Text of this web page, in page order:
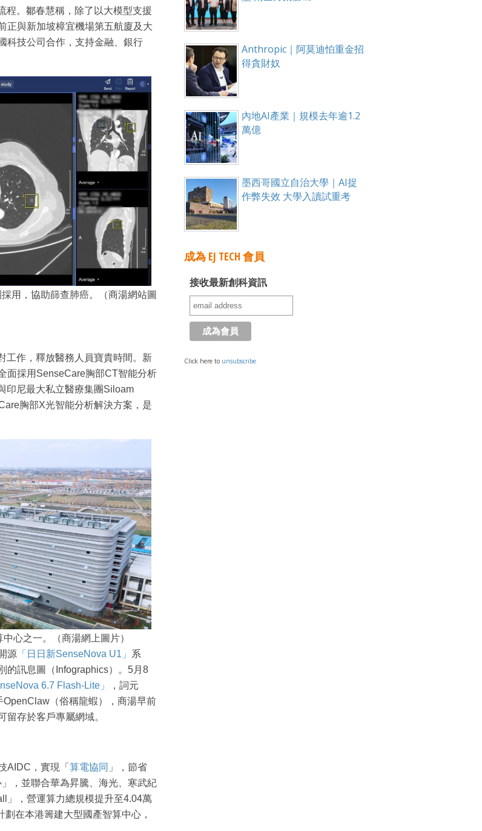
程。鄒春慧稱，除了以大模型支援
正與新加坡樟宜機場第五航廈及大
科技公司合作，支持金融、銀行
用，協助篩查肺癌。（商湯網站圖
工作，釋放醫務人員寶貴時間。新
面採用SenseCare胸部CT智能分析
印尼最大私立醫療集團Siloam
胸部X光智能分析解決方案，是
心之一。（商湯網上圖片）
源 「日日新SenseNova U1」 系
的訊息圖（Infographics）。5月8
6.7 Flash-Lite」
，詞元
OpenClaw（俗稱龍蝦），商湯早前
存於客戶專屬網域。
AIDC，實現「 算電協同 」，節省
」，並聯合華為昇騰、海光、寒武紀
」，營運算力總規模提升至4.04萬
在本港籌建大型國產智算中心，
Anthropic｜阿莫迪怕重金招
得貪財奴
內地AI產業｜規模去年逾1.2
萬億
墨西哥國立自治大學｜AI捉
作弊失效 大學入讀試重考
成為 EJ TECH 會員
接收最新創科資訊
Click here to unsubscribe